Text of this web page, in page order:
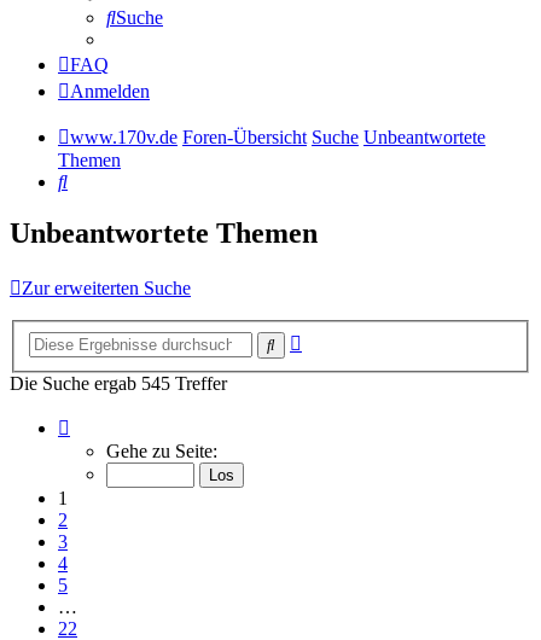
Suche
FAQ
Anmelden
www.170v.de Foren-Übersicht Suche Unbeantwortete
Themen
Suche
Unbeantwortete Themen
Zur erweiterten Suche
Suche
Die Suche ergab 545 Treffer
von
Gehe zu Seite:
1
2
3
4
5
…
22